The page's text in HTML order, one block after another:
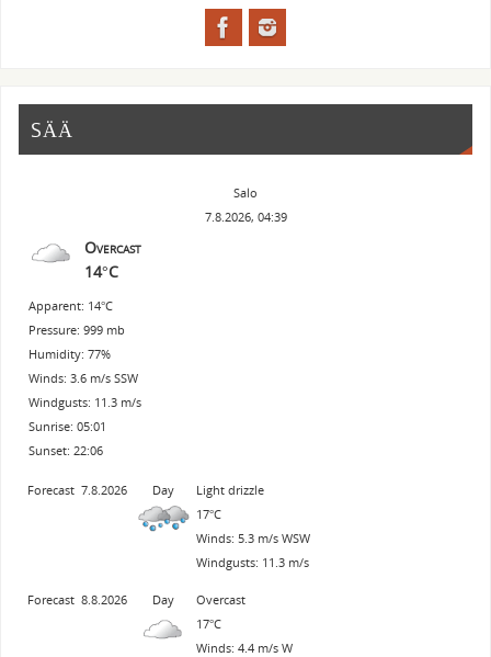
SÄÄ
Salo
7.8.2026, 04:39
Overcast
14°C
Apparent: 14°C
Pressure: 999 mb
Humidity: 77%
Winds: 3.6 m/s SSW
Windgusts: 11.3 m/s
Sunrise: 05:01
Sunset: 22:06
Forecast 7.8.2026 Day
Light drizzle
17°C
Winds: 5.3 m/s WSW
Windgusts: 11.3 m/s
Forecast 8.8.2026 Day
Overcast
17°C
Winds: 4.4 m/s W